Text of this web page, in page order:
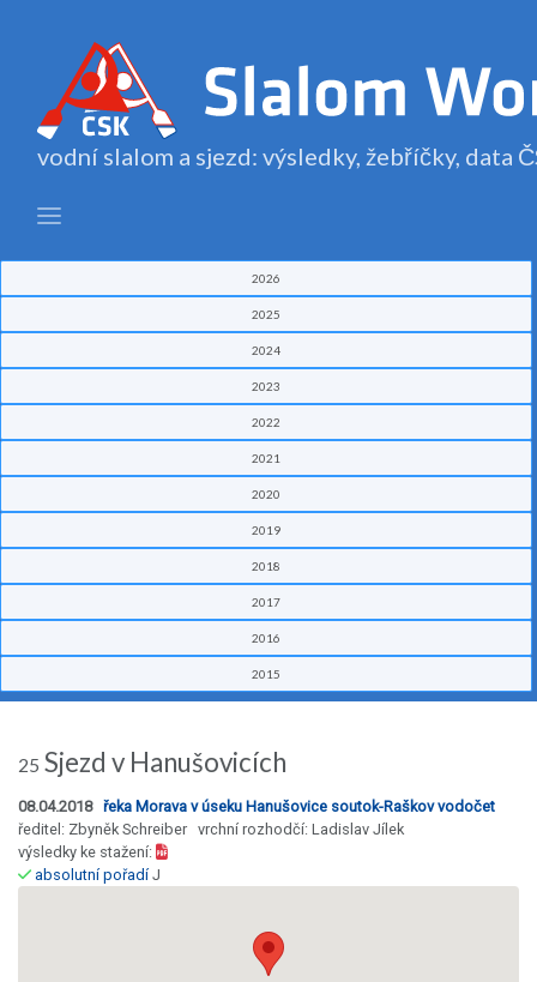
vodní slalom a sjezd: výsledky, žebříčky, data
2026
2025
2024
2023
2022
2021
2020
2019
2018
2017
2016
2015
25 Sjezd v Hanušovicích
08.04.2018 řeka Morava v úseku Hanušovice soutok-Raškov vodočet
ředitel: Zbyněk Schreiber vrchní rozhodčí: Ladislav Jílek
výsledky ke stažení:
absolutní pořadíJ